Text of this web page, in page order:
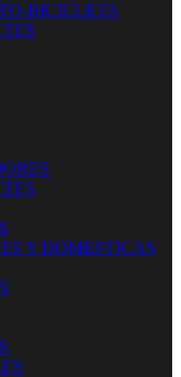
BICICLETA
Y DOMESTICAS